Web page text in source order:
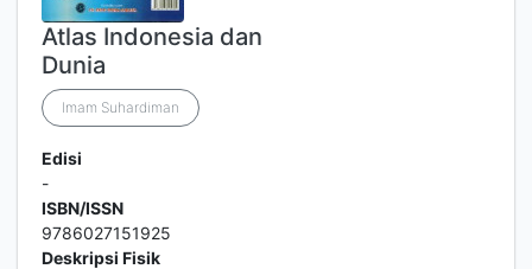
Atlas Indonesia dan
Dunia
Imam Suhardiman
Edisi
-
ISBN/ISSN
9786027151925
Deskripsi Fisik